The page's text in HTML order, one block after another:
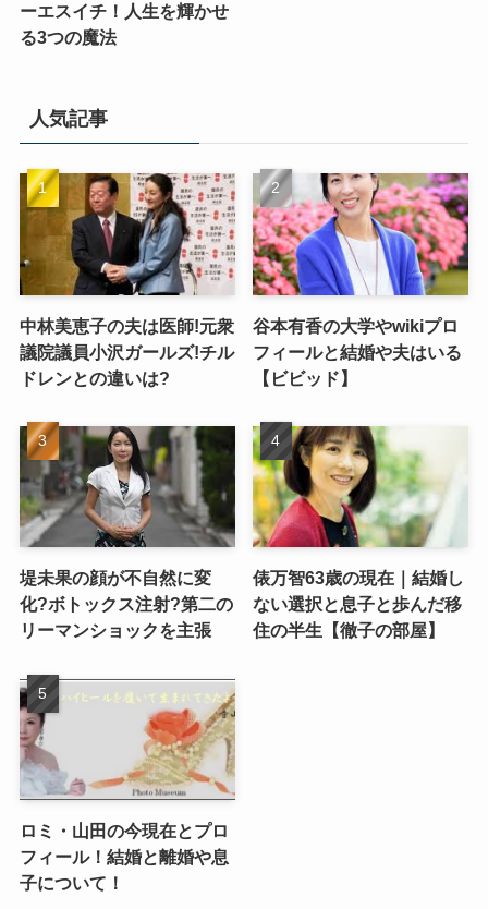
ーエスイチ！人生を輝かせ
る3つの魔法
人気記事
中林美恵子の夫は医師!元衆
議院議員小沢ガールズ!チル
ドレンとの違いは?
谷本有香の大学やwikiプロ
フィールと結婚や夫はいる
【ビビッド】
堤未果の顔が不自然に変
化?ボトックス注射?第二の
リーマンショックを主張
俵万智63歳の現在｜結婚し
ない選択と息子と歩んだ移
住の半生【徹子の部屋】
ロミ・山田の今現在とプロ
フィール！結婚と離婚や息
子について！